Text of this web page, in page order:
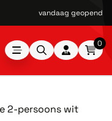
vandaag geopend
0
2-persoons wit